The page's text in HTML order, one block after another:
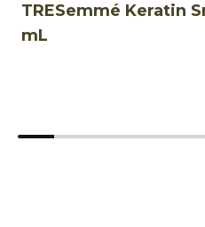
TRESemmé Keratin
mL